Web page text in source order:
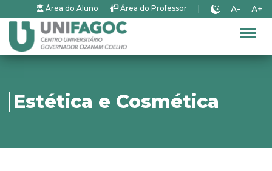
Área do Aluno Área do Professor A- A+
Estética e Cosmética